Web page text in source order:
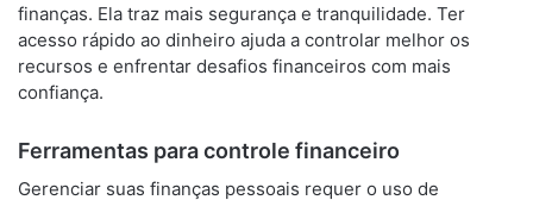
finanças. Ela traz mais segurança e tranquilidade. Ter
acesso rápido ao dinheiro ajuda a controlar melhor os
recursos e enfrentar desafios financeiros com mais
confiança.
Ferramentas para controle financeiro
Gerenciar suas finanças pessoais requer o uso de